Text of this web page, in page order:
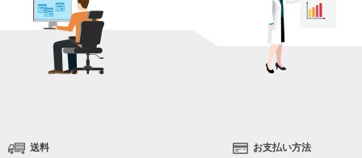
送料
お支払い方法